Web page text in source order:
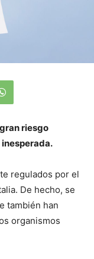
riesgo
inesperada.
regulados por el
De hecho, se
también han
organismos